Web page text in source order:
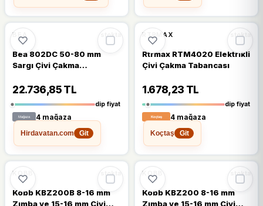
%35 %35 DÜŞTÜ
BEA stokta
Bea 802DC 50-80 mm
Sargı Çivi Çakma
22.736,85 TL
dip fiyat
4 mağaza
Hirdavatan.com
Git
%27 %27 DÜŞTÜ
RTRMAX stokta
Rtrmax RTM4020 Elektrikli
Çivi Çakma Tabancası
1.678,23 TL
dip fiyat
4 mağaza
Koçtaş
Git
%28 %28 DÜŞTÜ
KOBB stokta
Kobb KBZ200B 8-16 mm
Zımba ve 15-16 mm Çivi
%26 %26 DÜŞTÜ
KOBB stokta
Kobb KBZ200 8-16 mm
Zımba ve 15-16 mm Çivi